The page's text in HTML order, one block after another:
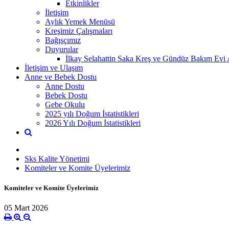
Etkinlikler
İletişim
Aylık Yemek Menüsü
Kreşimiz Çalışmaları
Bağışçımız
Duyurular
İlkay Selahattin Saka Kreş ve Gündüz Bakım Evi
İletişim ve Ulaşım
Anne ve Bebek Dostu
Anne Dostu
Bebek Dostu
Gebe Okulu
2025 yılı Doğum İstatistikleri
2026 Yılı Doğum İstatistikleri
Sks Kalite Yönetimi
Komiteler ve Komite Üyelerimiz
Komiteler ve Komite Üyelerimiz
05 Mart 2026